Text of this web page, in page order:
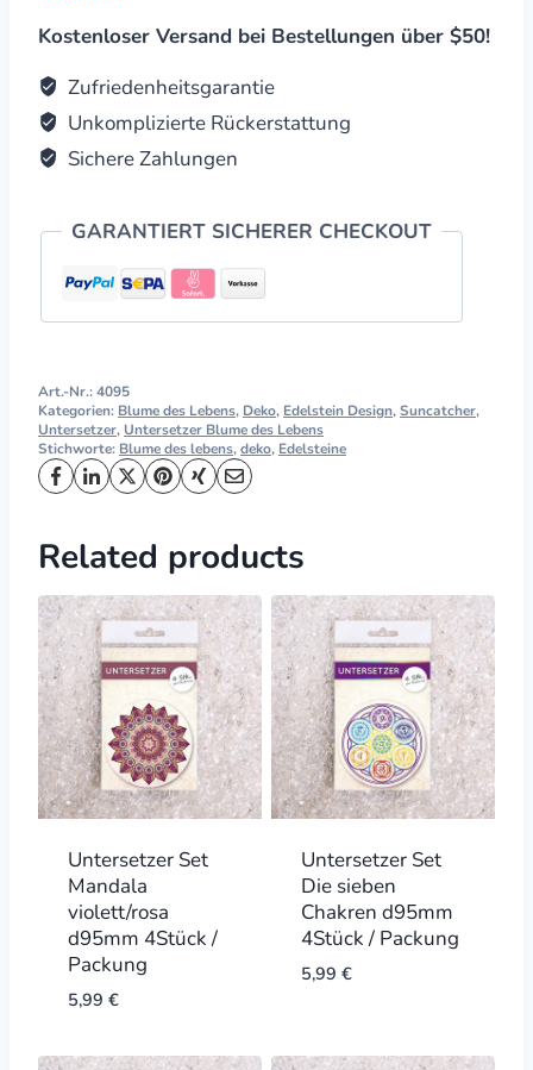
Kostenloser Versand bei Bestellungen über $50!
Zufriedenheitsgarantie
Unkomplizierte Rückerstattung
Sichere Zahlungen
GARANTIERT SICHERER CHECKOUT
Art.-Nr.:4095
Kategorien: Blume des Lebens, Deko, Edelstein Design,Suncatcher,
Untersetzer, Untersetzer Blume des Lebens
Stichworte: Blume des lebens,deko, Edelsteine
Related products
Untersetzer Set
Mandala
violett/rosa
d95mm 4Stück /
Packung
5,99 €
Untersetzer Set
Die sieben
Chakren d95mm
4Stück / Packung
5,99 €